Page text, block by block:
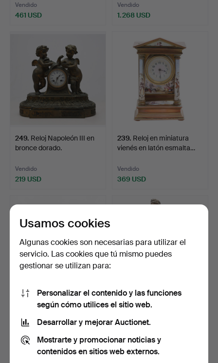
Vendido
461 USD
Vendido
1.268 USD
249. Reloj Napoleón III en
bronce dorado.
Vendido
219 USD
239. Reloj en miniatura
vienés en latón esmalta…
Vendido
369 USD
Reloj de sobremesa en
bronce dorado y pavo…
Subastado 26 sep 2025
116 USD
Reloj de sobremesa de
Subastado 26 sep 2025
87 USD
Usamos cookies
Algunas cookies son necesarias para utilizar el
servicio. Las cookies que tú mismo puedes
gestionar se utilizan para:
Personalizar el contenido y las funciones
según cómo utilices el sitio web.
Desarrollar y mejorar Auctionet.
Mostrarte y promocionar noticias y
contenidos en sitios web externos.